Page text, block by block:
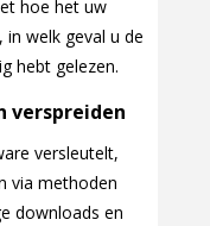
hoe het uw
welk geval u de
hebt gelezen.
verspreiden
versleutelt,
via methoden
downloads en